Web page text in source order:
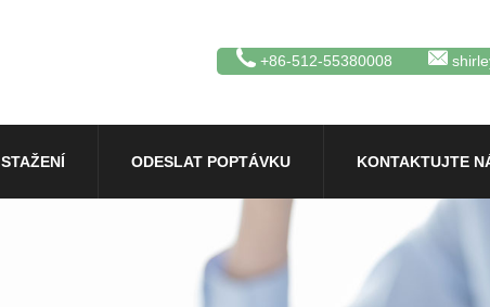
+86-512-55380008
STAŽENÍ ODESLAT POPTÁVKU KONTAKTUJTE